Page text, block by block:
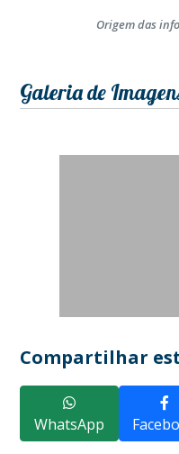
Origem das
Galeria de
Compartilhar
WhatsApp